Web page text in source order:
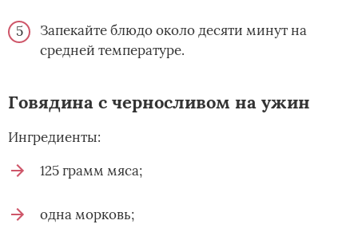
Запекайте блюдо около десяти минут на
средней температуре.
Говядина с черносливом на ужин
Ингредиенты:
125 грамм мяса;
одна морковь;